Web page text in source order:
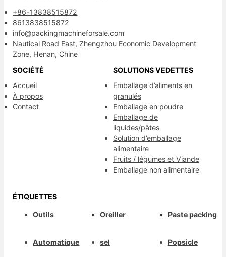
+86-13838515872
8613838515872
info@packingmachineforsale.com
Nautical Road East, Zhengzhou Economic Development
Zone, Henan, Chine
SOCIÉTÉ
Accueil
À propos
Contact
SOLUTIONS VEDETTES
Emballage d’aliments en
granulés
Emballage en poudre
Emballage de
liquides/pâtes
Solution d’emballage
alimentaire
Fruits / légumes et Viande
Emballage non alimentaire
ÉTIQUETTES
Outils
Automatique
Oreiller
sel
Paste packing
Popsicle